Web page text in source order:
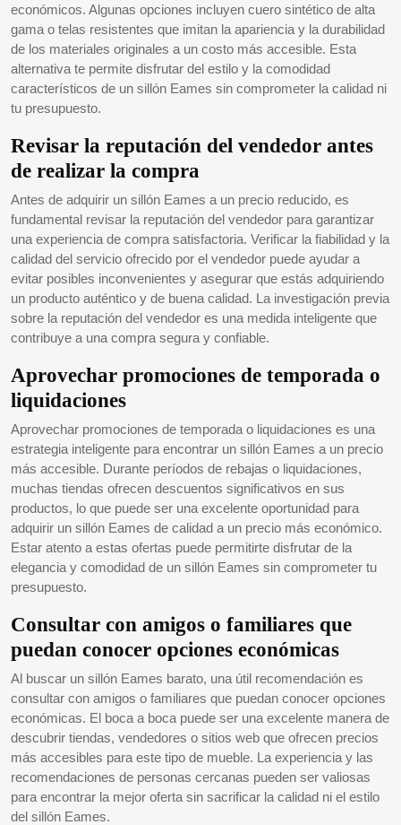
económicos. Algunas opciones incluyen cuero sintético de alta
gama o telas resistentes que imitan la apariencia y la durabilidad
de los materiales originales a un costo más accesible. Esta
alternativa te permite disfrutar del estilo y la comodidad
característicos de un sillón Eames sin comprometer la calidad ni
tu presupuesto.
Revisar la reputación del vendedor antes
de realizar la compra
Antes de adquirir un sillón Eames a un precio reducido, es
fundamental revisar la reputación del vendedor para garantizar
una experiencia de compra satisfactoria. Verificar la fiabilidad y la
calidad del servicio ofrecido por el vendedor puede ayudar a
evitar posibles inconvenientes y asegurar que estás adquiriendo
un producto auténtico y de buena calidad. La investigación previa
sobre la reputación del vendedor es una medida inteligente que
contribuye a una compra segura y confiable.
Aprovechar promociones de temporada o
liquidaciones
Aprovechar promociones de temporada o liquidaciones es una
estrategia inteligente para encontrar un sillón Eames a un precio
más accesible. Durante períodos de rebajas o liquidaciones,
muchas tiendas ofrecen descuentos significativos en sus
productos, lo que puede ser una excelente oportunidad para
adquirir un sillón Eames de calidad a un precio más económico.
Estar atento a estas ofertas puede permitirte disfrutar de la
elegancia y comodidad de un sillón Eames sin comprometer tu
presupuesto.
Consultar con amigos o familiares que
puedan conocer opciones económicas
Al buscar un sillón Eames barato, una útil recomendación es
consultar con amigos o familiares que puedan conocer opciones
económicas. El boca a boca puede ser una excelente manera de
descubrir tiendas, vendedores o sitios web que ofrecen precios
más accesibles para este tipo de mueble. La experiencia y las
recomendaciones de personas cercanas pueden ser valiosas
para encontrar la mejor oferta sin sacrificar la calidad ni el estilo
del sillón Eames.